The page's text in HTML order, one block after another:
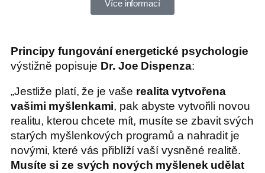
Více informací
Principy fungování energetické psychologie
výstižně popisuje Dr. Joe Dispenza:
„Jestliže platí, že je vaše realita vytvořena
vašimi myšlenkami, pak abyste vytvořili novou
realitu, kterou chcete mít, musíte se zbavit svých
starých myšlenkových programů a nahradit je
novými, které vás přiblíží vaší vysněné realitě.
Musíte si ze svých nových myšlenek udělat